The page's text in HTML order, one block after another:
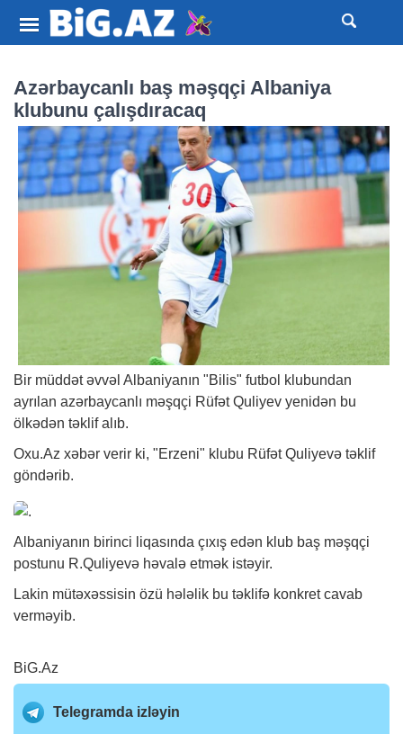
Azərbaycanlı baş məşqçi Albaniya
klubunu çalışdıracaq
Bir müddət əvvəl Albaniyanın "Bilis" futbol klubundan
ayrılan azərbaycanlı məşqçi Rüfət Quliyev yenidən bu
ölkədən təklif alıb.
Oxu.Az xəbər verir ki, "Erzeni" klubu Rüfət Quliyevə təklif
göndərib.
Albaniyanın birinci liqasında çıxış edən klub baş məşqçi
postunu R.Quliyevə həvalə etmək istəyir.
Lakin mütəxəssisin özü hələlik bu təklifə konkret cavab
verməyib.
BiG.Az
Telegramda izləyin